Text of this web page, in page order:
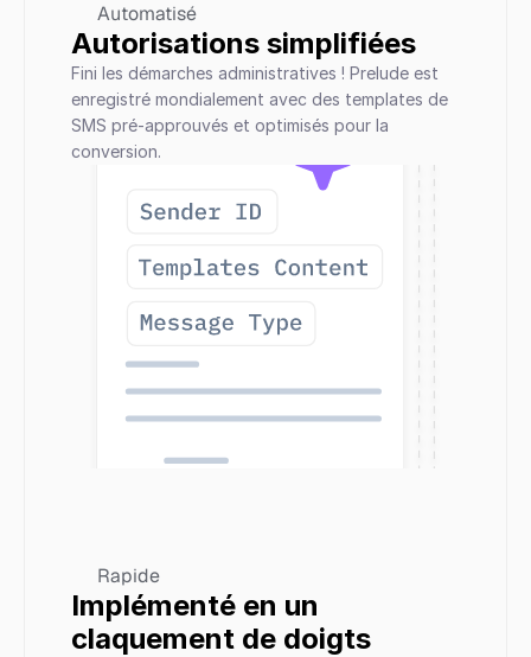
Automatisé
Autorisations simplifiées
Fini les démarches administratives ! Prelude est
enregistré mondialement avec des templates de
SMS pré-approuvés et optimisés pour la
conversion.
Rapide
Implémenté en un
claquement de doigts